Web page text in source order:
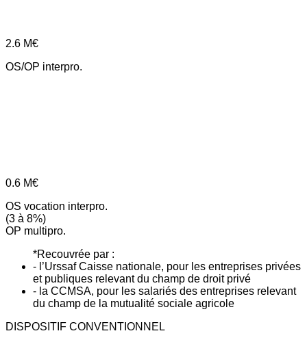
2.6 M€
OS/OP interpro.
0.6 M€
OS vocation interpro.
(3 à 8%)
OP multipro.
*Recouvrée par :
- l’Urssaf Caisse nationale, pour les entreprises privées
et publiques relevant du champ de droit privé
- la CCMSA, pour les salariés des entreprises relevant
du champ de la mutualité sociale agricole
DISPOSITIF CONVENTIONNEL